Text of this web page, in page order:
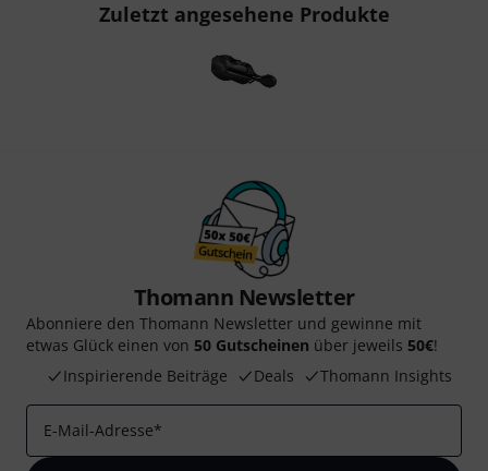
Zuletzt angesehene Produkte
Thomann Newsletter
Abonniere den Thomann Newsletter und gewinne mit
etwas Glück einen von 50 Gutscheinen über jeweils 50€!
Inspirierende Beiträge
Deals Thomann Insights
E-Mail-Adresse*